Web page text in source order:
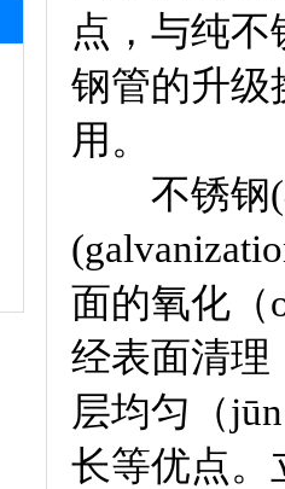
点，与纯
钢管的升级
用。
不锈钢(
面的氧化（
经表面清理
层均匀（
长等优点。